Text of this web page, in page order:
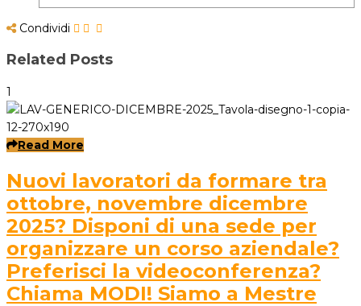
Condividi
Related Posts
1
Read More
Nuovi lavoratori da formare tra
ottobre, novembre dicembre
2025? Disponi di una sede per
organizzare un corso aziendale?
Preferisci la videoconferenza?
Chiama MODI! Siamo a Mestre